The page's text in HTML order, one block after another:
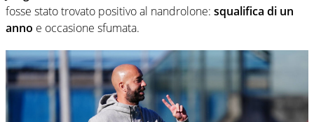
fosse stato trovato positivo al nandrolone: squalifica di un
anno e occasione sfumata.